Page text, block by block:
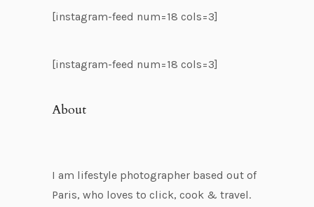
[instagram-feed num=18 cols=3]
[instagram-feed num=18 cols=3]
About
I am lifestyle photographer based out of
Paris, who loves to click, cook & travel.